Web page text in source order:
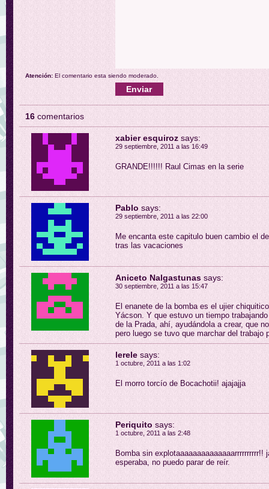
Atención: El comentario esta siendo moderado.
16 comentarios
xabier esquiroz says:
29 septiembre, 2011 a las 16:49
GRANDE!!!!!! Raul Cimas en la serie
Pablo says:
29 septiembre, 2011 a las 22:00
Me encanta este capitulo buen cambio el
tras las vacaciones
Aniceto Nalgastunas says:
30 septiembre, 2011 a las 15:47
El enanete de la bomba es el ujier
Yácson. Y que estuvo un tiempo
de la Prada, ahí, ayudándola a crear, que
pero luego se tuvo que marchar del trabajo
lerele says:
1 octubre, 2011 a las 1:02
El morro torcío de Bocachotii! ajajajja
Periquito says:
1 octubre, 2011 a las 2:48
Bomba sin
esperaba, no puedo parar de reír.